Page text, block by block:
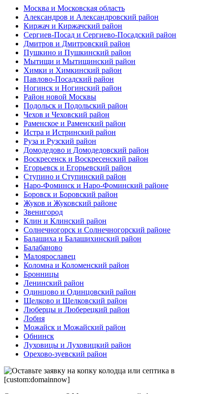
Москва и Московская область
Александров и Александровский район
Киржач и Киржачский район
Сергиев-Посад и Сергиево-Посадский район
Дмитров и Дмитровский район
Пушкино и Пушкинский район
Мытищи и Мытищинский район
Химки и Химкинский район
Павлово-Посадский район
Ногинск и Ногинский район
Район новой Москвы
Подольск и Подольский район
Чехов и Чеховский район
Раменское и Раменский район
Истра и Истринский район
Руза и Рузский район
Домодедово и Домодедовский район
Воскресенск и Воскресенский район
Егорьевск и Егорьевский район
Ступино и Ступинский район
Наро-Фоминск и Наро-Фоминский районе
Боровск и Боровский район
Жуков и Жуковский районе
Звенигород
Клин и Клинский район
Солнечногорск и Солнечногорский районе
Балашиха и Балашихинский район
Балабаново
Малоярославец
Коломна и Коломенский район
Бронницы
Ленинский район
Одинцово и Одинцовский район
Щелково и Щелковский район
Люберцы и Люберецкий район
Лобня
Можайск и Можайский район
Обнинск
Луховицы и Луховицкий район
Орехово-зуевский район